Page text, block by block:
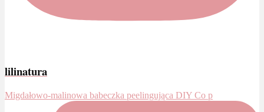
lilinatura
Migdałowo-malinowa babeczka peelingująca DIY Co p